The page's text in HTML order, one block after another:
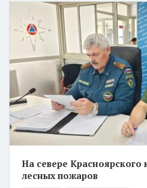
На севере Красноярского
лесных пожаров